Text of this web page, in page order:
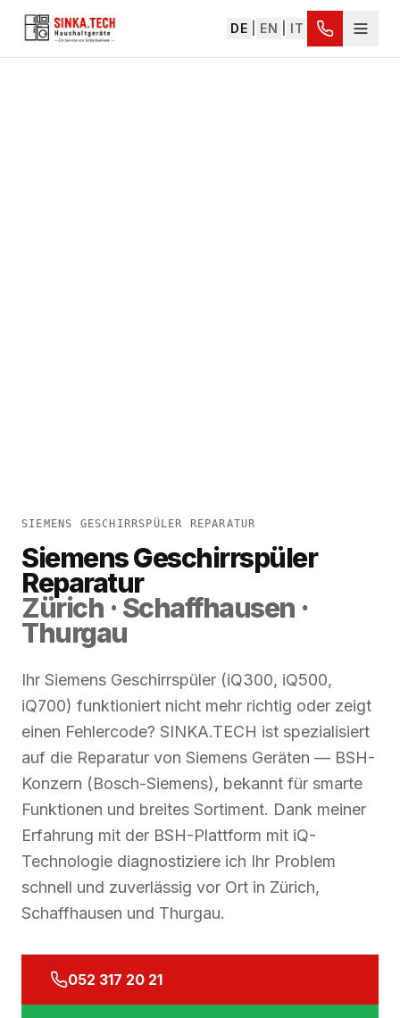
DE EN IT
SIEMENS GESCHIRRSPÜLER REPARATUR
Siemens Geschirrspüler
Reparatur
Zürich · Schaffhausen ·
Thurgau
Ihr Siemens Geschirrspüler (iQ300, iQ500,
iQ700) funktioniert nicht mehr richtig oder zeigt
einen Fehlercode? SINKA.TECH ist spezialisiert
auf die Reparatur von Siemens Geräten — BSH-
Konzern (Bosch-Siemens), bekannt für smarte
Funktionen und breites Sortiment. Dank meiner
Erfahrung mit der BSH-Plattform mit iQ-
Technologie diagnostiziere ich Ihr Problem
schnell und zuverlässig vor Ort in Zürich,
Schaffhausen und Thurgau.
052 317 20 21